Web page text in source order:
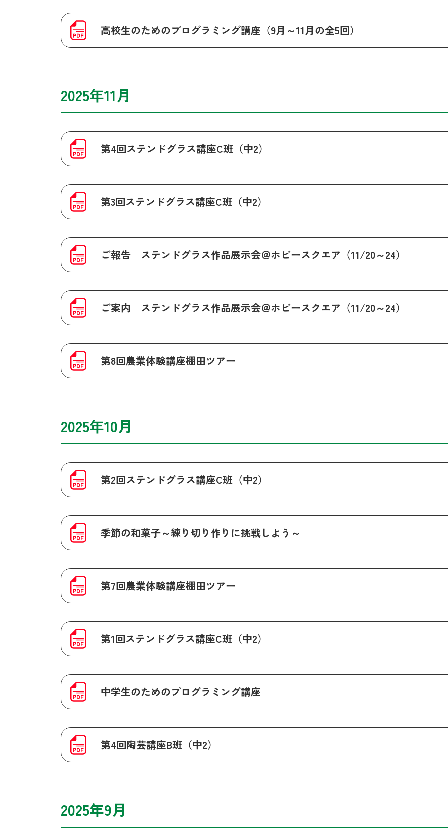
高校生のためのプログラミング講座（9月～11月の全5回）
2025年11月
第4回ステンドグラス講座C班（中2）
第3回ステンドグラス講座C班（中2）
ご報告 ステンドグラス作品展示会＠ホビースクエア（11/20～24）
ご案内 ステンドグラス作品展示会＠ホビースクエア（11/20～24）
第8回農業体験講座棚田ツアー
2025年10月
第2回ステンドグラス講座C班（中2）
季節の和菓子～練り切り作りに挑戦しよう～
第7回農業体験講座棚田ツアー
第1回ステンドグラス講座C班（中2）
中学生のためのプログラミング講座
第4回陶芸講座B班（中2）
2025年9月